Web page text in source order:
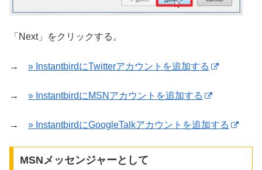
「Next」をクリックする。
→ » InstantbirdにTwitterアカウントを追加する
→ » InstantbirdにMSNアカウントを追加する
→ » InstantbirdにGoogleTalkアカウントを追加する
MSNメッセンジャーとして